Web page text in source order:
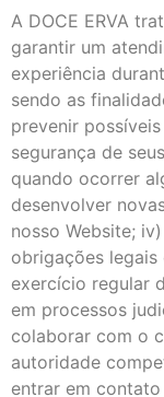
A DOCE ERVA
garantir um
experiência
sendo as
prevenir
segurança de
quando ocorrer
desenvolver
nosso Website;
obrigações
exercício regular
em processos
colaborar com o
autoridade
entrar em